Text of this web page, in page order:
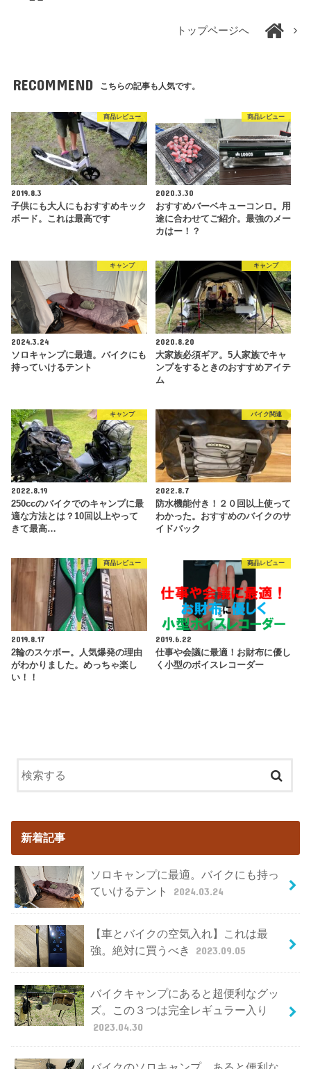
トップページへ
RECOMMEND こちらの記事も人気です。
商品レビュー
2019.8.3
子供にも大人にもおすすめキック
ボード。これは最高です
商品レビュー
2020.3.30
おすすめバーベキューコンロ。用
途に合わせてご紹介。最強のメー
カはー！？
キャンプ
2024.3.24
ソロキャンプに最適。バイクにも
持っていけるテント
キャンプ
2020.8.20
大家族必須ギア。5人家族でキャ
ンプをするときのおすすめアイテ
ム
キャンプ
2022.8.19
250ccのバイクでのキャンプに最
適な方法とは？10回以上やって
きて最高…
バイク関連
2022.8.7
防水機能付き！２０回以上使って
わかった。おすすめのバイクのサ
イドバック
商品レビュー
2019.8.17
2輪のスケボー。人気爆発の理由
がわかりました。めっちゃ楽し
い！！
商品レビュー
2019.6.22
仕事や会議に最適！お財布に優し
く小型のボイスレコーダー
新着記事
ソロキャンプに最適。バイクにも持っ
ていけるテント
2024.03.24
【車とバイクの空気入れ】これは最
強。絶対に買うべき
2023.09.05
バイクキャンプにあると超便利なグッ
ズ。この３つは完全レギュラー入り
2023.04.30